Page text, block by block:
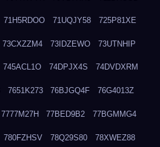
71H5RDOO 71UQJY58 725P81XE
73CXZZM4 73IDZEWO 73UTNHIP
745ACL1O 74DPJX4S 74DVDXRM
7651K273 76BJGQ4F 76G4013Z
7777M27H 77BED9B2 77BGMMG4
780FZHSV 78Q29S80 78XWEZ88